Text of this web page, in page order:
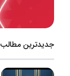
جدیدترین مطالب